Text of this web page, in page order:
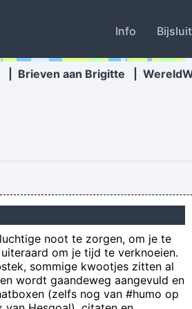
Info
Brieven aan Brigitte
dat ooit eens meegemaakt in
Liefste, je
noot te zorgen, om je te
om je tijd te verknoeien.
sommige kwootjes zitten al
wordt gaandeweg aangevuld en
(zelfs nog van #humo op